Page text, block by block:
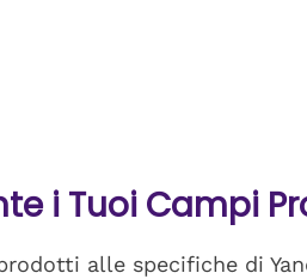
i Tuoi Campi
alle specifiche di